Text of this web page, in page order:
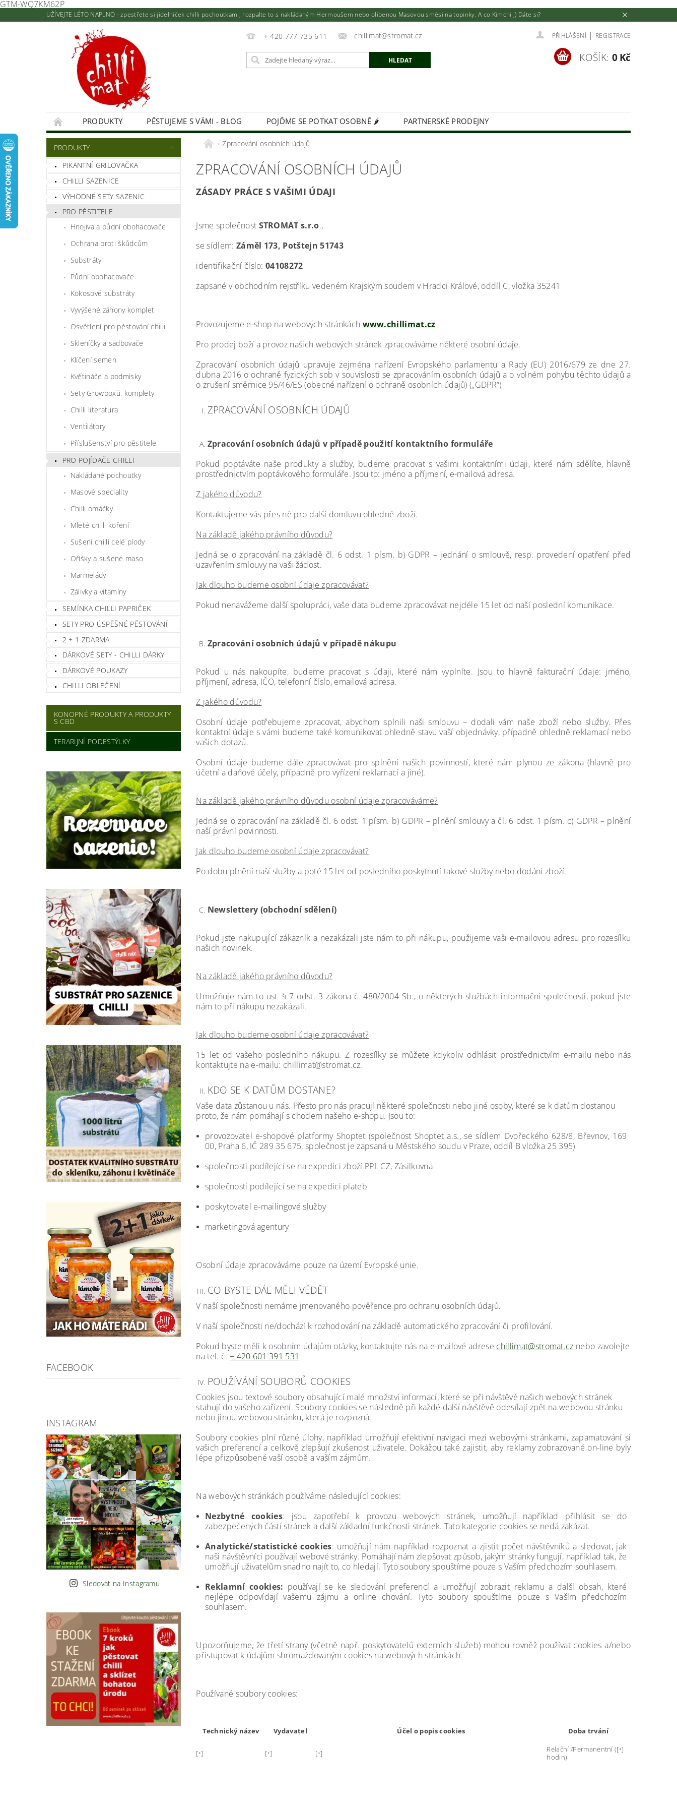
GTM-WQ7KM62P
UŽÍVEJTE LÉTO NAPLNO - zpestřete si jídelníček chilli pochoutkami, rozpalte to s nakládaným Hermoušem nebo olíbenou Masovou směsí na topinky. A co Kimchi ;) Dáte si?
+ 420 777 735 611 chillimat@stromat.cz PŘIHLÁŠENÍ | REGISTRACE
KOŠÍK: 0 Kč
PRODUKTY PĚSTUJEME S VÁMI - BLOG POJĎME SE POTKAT OSOBNĚ 🌶️
PARTNERSKÉ PRODEJNY
KONTAKTY A PRODEJNA
NAPIŠTE NÁM KIMCHI - VÝŽIVNÁ BOMBA!
HODNOCENÍ OBCHODU
PRODUKTY
PIKANTNÍ GRILOVAČKA
CHILLI SAZENICE
VÝHODNÉ SETY SAZENIC
PRO PĚSTITELE
Hnojiva a půdní obohacovače
Ochrana proti škůdcům
Substráty
Půdní obohacovače
Kokosové substráty
Vyvýšené záhony komplet
Osvětlení pro pěstování chilli
Skleníčky a sadbovače
Klíčení semen
Květináče a podmisky
Sety Growboxů, komplety
Chilli literatura
Ventilátory
Příslušenství pro pěstitele
PRO POJÍDAČE CHILLI
Nakládané pochoutky
Masové speciality
Chilli omáčky
Mleté chilli koření
Sušení chilli celé plody
Oříšky a sušené maso
Marmelády
Zálivky a vitamíny
SEMÍNKA CHILLI PAPRIČEK
SETY PRO ÚSPĚŠNÉ PĚSTOVÁNÍ
2 + 1 ZDARMA
DÁRKOVÉ SETY - CHILLI DÁRKY
DÁRKOVÉ POUKAZY
CHILLI OBLEČENÍ
KONOPNÉ PRODUKTY A PRODUKTY
S CBD
TERARIJNÍ PODESTÝLKY
FACEBOOK
INSTAGRAM
Sledovat na Instagramu
Zpracování osobních údajů
ZPRACOVÁNÍ OSOBNÍCH ÚDAJŮ
ZÁSADY PRÁCE S VAŠIMI ÚDAJI
Jsme společnost STROMAT s.r.o.,
se sídlem: Záměl 173, Potštejn 51743
identifikační číslo:04108272
zapsané v obchodním rejstříku vedeném Krajským soudem v Hradci Králové, oddíl C, vložka 35241
Provozujeme e-shop na webových stránkách www.chillimat.cz
Pro prodej boží a provoz našich webových stránek zpracováváme některé osobní údaje.
Zpracování osobních údajů upravuje zejména nařízení Evropského parlamentu a Rady (EU) 2016/679 ze dne 27.
dubna 2016 o ochraně fyzických sob v souvislosti se zpracováním osobních údajů a o volném pohybu těchto údajů a
o zrušení směrnice 95/46/ES (obecné nařízení o ochraně osobních údajů) („GDPR“)
ZPRACOVÁNÍ OSOBNÍCH ÚDAJŮ
Zpracování osobních údajů v případě použití kontaktního formuláře
Pokud poptáváte naše produkty a služby, budeme pracovat s vašimi kontaktními údaji, které nám sdělíte, hlavně
prostřednictvím poptávkového formuláře. Jsou to: jméno a příjmení, e-mailová adresa.
Z jakého důvodu?
Kontaktujeme vás přes ně pro další domluvu ohledně zboží.
Na základě jakého právního důvodu?
Jedná se o zpracování na základě čl. 6 odst. 1 písm. b) GDPR – jednání o smlouvě, resp. provedení opatření před
uzavřením smlouvy na vaši žádost.
Jak dlouho budeme osobní údaje zpracovávat?
Pokud nenavážeme další spolupráci, vaše data budeme zpracovávat nejdéle 15 let od naší poslední komunikace.
Zpracování osobních údajů v případě nákupu
Pokud u nás nakoupíte, budeme pracovat s údaji, které nám vyplníte. Jsou to hlavně fakturační údaje: jméno,
příjmení, adresa, IČO, telefonní číslo, emailová adresa.
Z jakého důvodu?
Osobní údaje potřebujeme zpracovat, abychom splnili naši smlouvu – dodali vám naše zboží nebo služby. Přes
kontaktní údaje s vámi budeme také komunikovat ohledně stavu vaší objednávky, případně ohledně reklamací nebo
vašich dotazů.
Osobní údaje budeme dále zpracovávat pro splnění našich povinností, které nám plynou ze zákona (hlavně pro
účetní a daňové účely, případně pro vyřízení reklamací a jiné).
Na základě jakého právního důvodu osobní údaje zpracováváme?
Jedná se o zpracování na základě čl. 6 odst. 1 písm. b) GDPR – plnění smlouvy a čl. 6 odst. 1 písm. c) GDPR – plnění
naší právní povinnosti
Jak dlouho budeme osobní údaje zpracovávat?
Po dobu plnění naší služby a poté 15 let od posledního poskytnutí takové služby nebo dodání zboží.
Newslettery (obchodní sdělení)
Pokud jste nakupující zákazník a nezakázali jste nám to při nákupu, použijeme vaši e-mailovou adresu pro rozesílku
našich novinek.
Na základě jakého právního důvodu?
Umožňuje nám to ust. § 7 odst. 3 zákona č. 480/2004 Sb., o některých službách informační společnosti, pokud jste
nám to při nákupu nezakázali.
Jak dlouho budeme osobní údaje zpracovávat?
15 let od vašeho posledního nákupu. Z rozesílky se můžete kdykoliv odhlásit prostřednictvím e-mailu nebo nás
kontaktujte na e-mailu: chillimat@stromat.cz.
KDO SE K DATŮM DOSTANE?
Vaše data zůstanou u nás. Přesto pro nás pracují některé společnosti nebo jiné osoby, které se k datům dostanou
proto, že nám pomáhají s chodem našeho e-shopu. Jsou to:
provozovatel e-shopové platformy Shoptet (společnost Shoptet a.s., se sídlem Dvořeckého 628/8, Břevnov, 169
00, Praha 6, IČ 289 35 675, společnost je zapsaná u Městského soudu v Praze, oddíl B vložka 25 395)
společnosti podílející se na expedici zboží PPL CZ, Zásilkovna
společnosti podílející se na expedici plateb
poskytovatel e-mailingové služby
marketingová agentury
Osobní údaje zpracováváme pouze na území Evropské unie.
CO BYSTE DÁL MĚLI VĚDĚT
V naší společnosti nemáme jmenovaného pověřence pro ochranu osobních údajů.
V naší společnosti ne/dochází k rozhodování na základě automatického zpracování či profilování.
Pokud byste měli k osobním údajům otázky, kontaktujte nás na e-mailové adrese chillimat@stromat.cz nebo zavolejte
na tel. č. + 420 601 391 531
POUŽÍVÁNÍ SOUBORŮ COOKIES
Cookies jsou textové soubory obsahující malé množství informací, které se při návštěvě našich webových stránek
stahují do vašeho zařízení. Soubory cookies se následně při každé další návštěvě odesílají zpět na webovou stránku
nebo jinou webovou stránku, která je rozpozná.
Soubory cookies plní různé úlohy, například umožňují efektivní navigaci mezi webovými stránkami, zapamatování si
vašich preferencí a celkově zlepšují zkušenost uživatele. Dokážou také zajistit, aby reklamy zobrazované on-line byly
lépe přizpůsobené vaší osobě a vaším zájmům.
Na webových stránkách používáme následující cookies:
Nezbytné cookies: jsou zapotřebí k provozu webových stránek, umožňují například přihlásit se do
zabezpečených částí stránek a další základní funkčnosti stránek. Tato kategorie cookies se nedá zakázat.
Analytické/statistické cookies: umožňují nám například rozpoznat a zjistit počet návštěvníků a sledovat, jak
naši návštěvníci používají webové stránky. Pomáhají nám zlepšovat způsob, jakým stránky fungují, například tak, že
umožňují uživatelům snadno najít to, co hledají. Tyto soubory spouštíme pouze s Vaším předchozím souhlasem.
Reklamní cookies: používají se ke sledování preferencí a umožňují zobrazit reklamu a další obsah, které
nejlépe odpovídají vašemu zájmu a online chování. Tyto soubory spouštíme pouze s Vaším předchozím
souhlasem.
Upozorňujeme, že třetí strany (včetně např. poskytovatelů externích služeb) mohou rovněž používat cookies a/nebo
přistupovat k údajům shromažďovaným cookies na webových stránkách.
Používané soubory cookies:
Technický název Vydavatel Účel o popis cookies Doba trvání
[•] [•] [•]
Relační /Permanentní ([•]
hodin)